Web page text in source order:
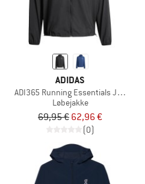
ADIDAS
ADI365 Running Essentials Jacket
Løbejakke
69,95 € 62,96 €
(0)